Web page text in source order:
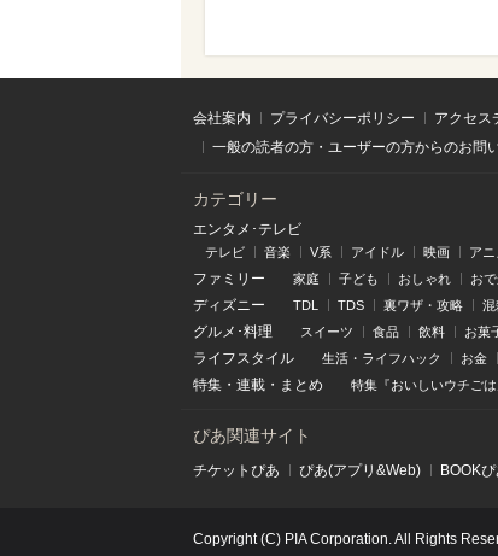
会社案内 プライバシーポリシー アクセス
一般の読者の方・ユーザーの方からのお問
カテゴリー
エンタメ･テレビ
テレビ 音楽 V系 アイドル 映画 アニ
ファミリー 家庭 子ども おしゃれ お
ディズニー TDL TDS 裏ワザ・攻略 混
グルメ･料理 スイーツ 食品 飲料 お菓
ライフスタイル 生活・ライフハック お金
特集 ・ 連載 ・ まとめ 特集『おいしいウチごは
ぴあ関連サイト
チケットぴあ ぴあ(アプリ&Web) BOOKぴ
Copyright (C) PIA Corporation. All Rights